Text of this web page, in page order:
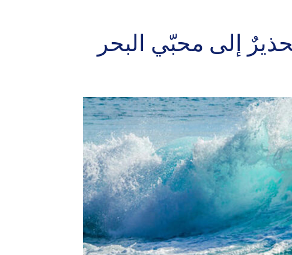
إلى محبّي البحر